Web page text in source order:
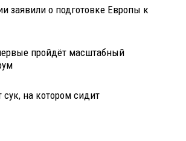
заявили о подготовке Европы к
пройдёт масштабный
сук, на котором сидит